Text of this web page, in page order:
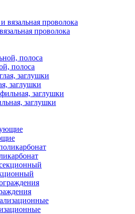
проволока
полоса
заглушки
заглушки